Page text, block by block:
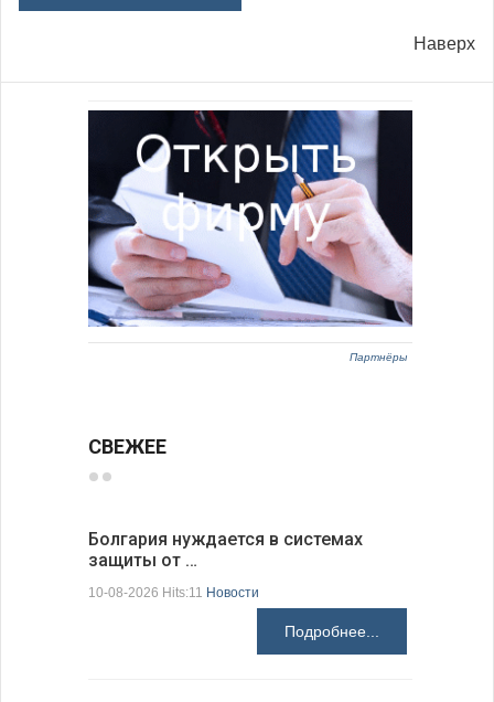
Наверх
Партнёры
СВЕЖЕЕ
Болгария нуждается в системах
защиты от …
10-08-2026 Hits:11 Новости
Подробнее...